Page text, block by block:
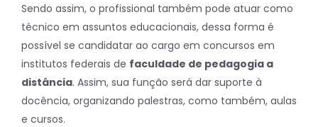
Sendo assim, o profissional também pode atuar como
técnico em assuntos educacionais, dessa forma é
possível se candidatar ao cargo em concursos em
institutos federais de faculdade de pedagogia a
distância. Assim, sua função será dar suporte à
docência, organizando palestras, como também, aulas
e cursos.